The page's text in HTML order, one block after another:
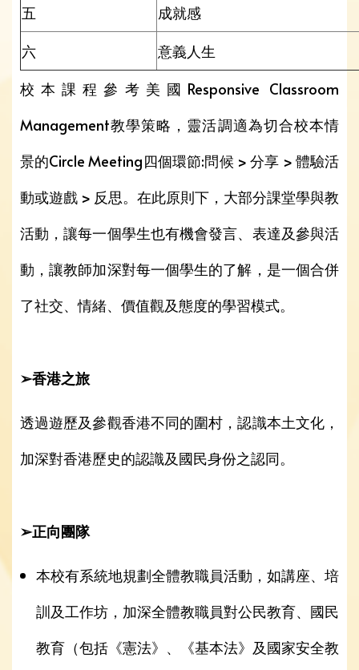
五
成就感
六
意義人生
校本課程參考美國Responsive Classroom
Management教學策略，靈活調適為切合校本情
景的Circle Meeting四個環節:問候 > 分享 > 體驗活
動或遊戲 > 反思。在此原則下，大部分課堂學與教
活動，讓每一個學生也有機會發言、表達及參與活
動，讓教師加深對每一個學生的了解，是一個合併
了社交、情緒、價值觀及態度的學習模式。
➢香港之旅
透過遊歷及參觀香港不同的圍村，認識本土文化，
加深對香港歷史的認識及國民身份之認同。
➢正向團隊
本校有系統地規劃全體教職員活動，如講座、培
訓及工作坊，加深全體教職員對公民教育、國民
教育（包括《憲法》、《基本法》及國家安全教